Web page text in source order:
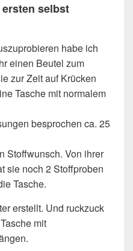
selbst
habe ich
einen Beutel zum
zur Zeit auf Krücken
Tasche mit normalem
besprochen ca. 25
Stoffwunsch. Von ihrer
sie noch 2 Stoffproben
Tasche.
erstellt. Und ruckzuck
mit